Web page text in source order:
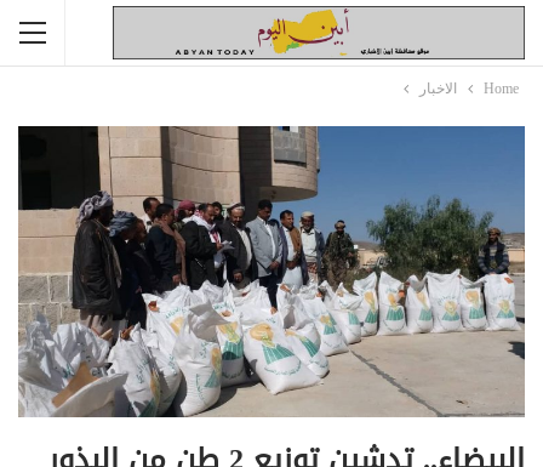
Home الاخبار